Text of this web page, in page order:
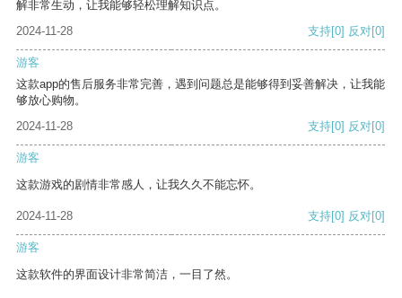
解非常生动，让我能够轻松理解知识点。
2024-11-28
支持[0] 反对[0]
游客
这款app的售后服务非常完善，遇到问题总是能够得到妥善解决，让我能
够放心购物。
2024-11-28
支持[0] 反对[0]
游客
这款游戏的剧情非常感人，让我久久不能忘怀。
2024-11-28 支持[0] 反对[0]
游客
这款软件的界面设计非常简洁，一目了然。